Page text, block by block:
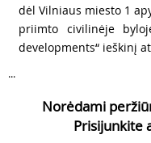
dėl Vilniaus miesto 1
priimto civilinėje
developments“ ieškinį
...
Norėdami
Prisijunkite